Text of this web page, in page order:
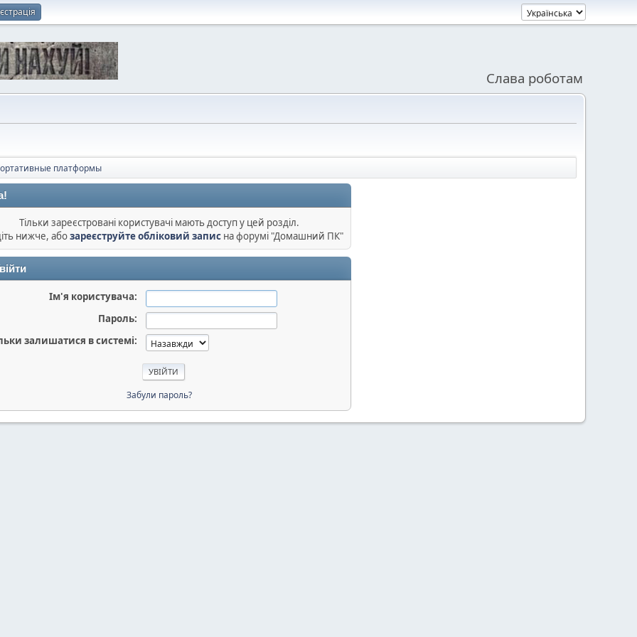
Слава роботам
платформы
Тільки зареєстровані користувачі мають доступ у цей розділ.
нижче, абозареєструйте обліковий записна форумі "Домашний ПК"
Ім'я користувача:
Пароль:
залишатися в системі:
Забули пароль?